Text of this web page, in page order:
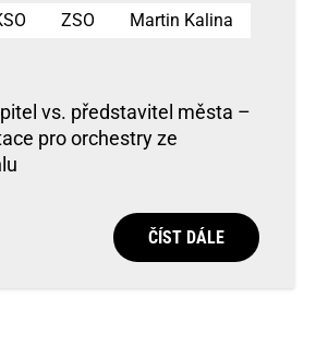
ZSO
Martin Kalina
vs. představitel města –
pro orchestry ze
ČÍST DÁLE